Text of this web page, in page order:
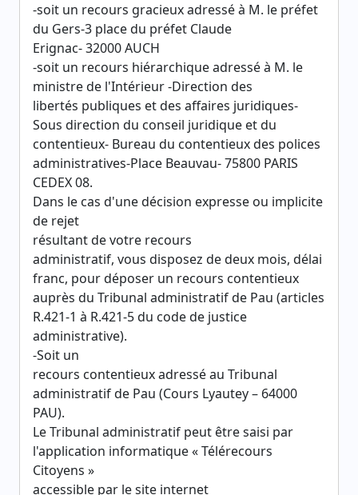
-soit un recours gracieux adressé à M. le préfet
du Gers-3 place du préfet Claude
Erignac- 32000 AUCH
-soit un recours hiérarchique adressé à M. le
ministre de l'Intérieur -Direction des
libertés publiques et des affaires juridiques-
Sous direction du conseil juridique et du
contentieux- Bureau du contentieux des polices
administratives-Place Beauvau- 75800 PARIS
CEDEX 08.
Dans le cas d'une décision expresse ou implicite
de rejet
résultant de votre recours
administratif, vous disposez de deux mois, délai
franc, pour déposer un recours contentieux
auprès du Tribunal administratif de Pau (articles
R.421-1 à R.421-5 du code de justice
administrative).
-Soit un
recours contentieux adressé au Tribunal
administratif de Pau (Cours Lyautey – 64000
PAU).
Le Tribunal administratif peut être saisi par
l'application informatique « Télérecours
Citoyens »
accessible par le site internet